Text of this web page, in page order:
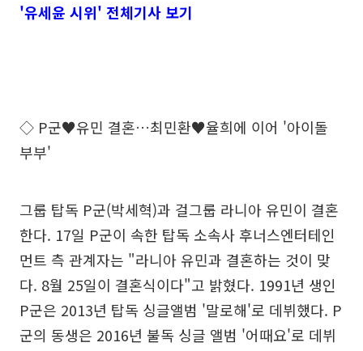
'유세윤 시위' 전체기사 보기
◇ P군♥유민 결혼…최민환♥율희에 이어 '아이돌
부부'
그룹 탑독 P군(박세혁)과 걸그룹 라니아 유민이 결혼
한다. 17일 P군이 속한 탑독 소속사 후너스엔터테인
먼트 측 관계자는 "라니아 유민과 결혼하는 것이 맞
다. 8월 25일이 결혼식이다"고 밝혔다. 1991년 생인
P군은 2013년 탑독 싱글앨범 '말로해'로 데뷔했다. P
군의 동생은 2016년 불독 싱글 앨범 '어때요'로 데뷔